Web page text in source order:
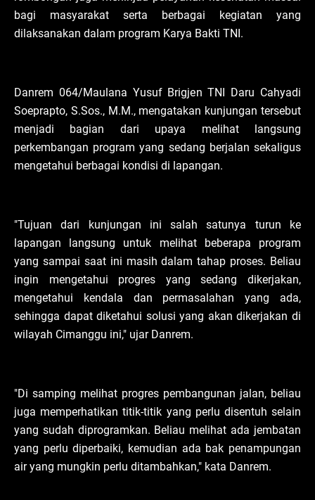
bagi masyarakat serta berbagai kegiatan yang
dilaksanakan dalam program Karya Bakti TNI.
Danrem 064/Maulana Yusuf Brigjen TNI Daru Cahyadi
Soeprapto, S.Sos., M.M., mengatakan kunjungan tersebut
menjadi bagian dari upaya melihat langsung
perkembangan program yang sedang berjalan sekaligus
mengetahui berbagai kondisi di lapangan.
"Tujuan dari kunjungan ini salah satunya turun ke
lapangan langsung untuk melihat beberapa program
yang sampai saat ini masih dalam tahap proses. Beliau
ingin mengetahui progres yang sedang dikerjakan,
mengetahui kendala dan permasalahan yang ada,
sehingga dapat diketahui solusi yang akan dikerjakan di
wilayah Cimanggu ini," ujar Danrem.
"Di samping melihat progres pembangunan jalan, beliau
juga memperhatikan titik-titik yang perlu disentuh selain
yang sudah diprogramkan. Beliau melihat ada jembatan
yang perlu diperbaiki, kemudian ada bak penampungan
air yang mungkin perlu ditambahkan," kata Danrem.